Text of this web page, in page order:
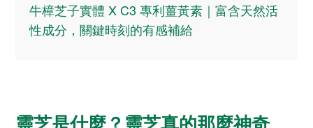
牛樟芝子實體 X C3 專利薑黃素｜富含天然活
性成分，關鍵時刻的有感補給